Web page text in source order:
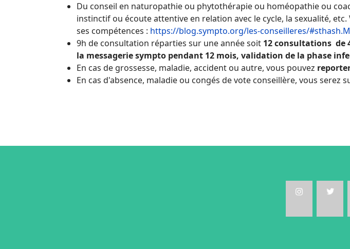
Du conseil en naturopathie ou phytothérapie ou homéopathie ou
instinctif ou écoute attentive en relation avec le cycle, la sexualité,
ses compétences : https://blog.sympto.org/les-conseilleres/
9h de consultation réparties sur une année soit 12 consultations de
la messagerie sympto pendant 12 mois, validation de la phase
En cas de grossesse, maladie, accident ou autre, vous pouvez
En cas d'absence, maladie ou congés de vote conseillère, vous serez